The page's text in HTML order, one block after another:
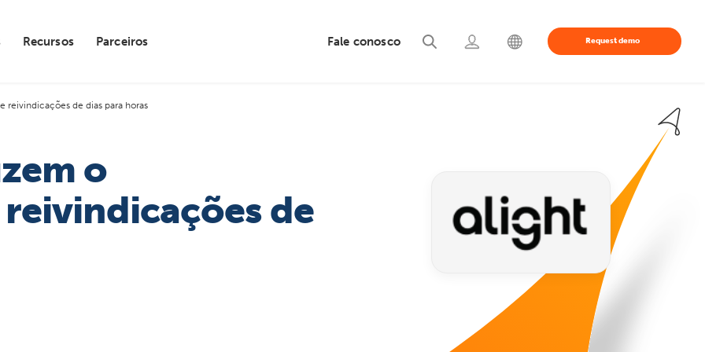
Fale conosco Request demo
Recursos Parceiros
reivindicações de dias para horas
o
de